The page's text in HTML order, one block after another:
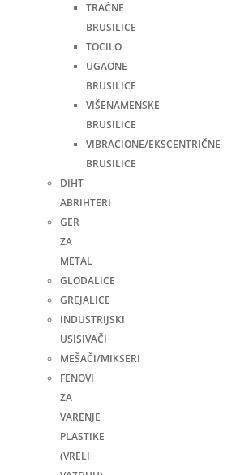
TRAČNE
BRUSILICE
TOCILO
UGAONE
BRUSILICE
VIŠENAMENSKE
BRUSILICE
VIBRACIONE/EKSCENTRIČNE
BRUSILICE
DIHT
ABRIHTERI
GER
ZA
METAL
GLODALICE
GREJALICE
INDUSTRIJSKI
USISIVAČI
MEŠAČI/MIKSERI
FENOVI
ZA
VARENJE
PLASTIKE
(VRELI